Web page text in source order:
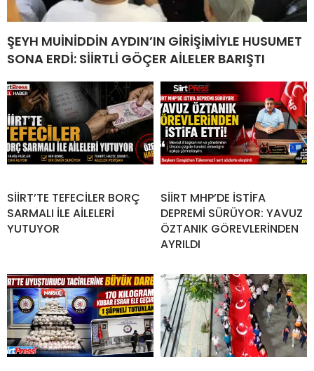
ŞEYH MUİNİDDİN AYDIN’IN GİRİŞİMİYLE HUSUMET
SONA ERDİ: SİİRTLİ GÖÇER AİLELER BARIŞTI
SİİRT’TE TEFECİLER BORÇ
SARMALI İLE AİLELERİ
YUTUYOR
SİİRT MHP’DE İSTİFA
DEPREMİ SÜRÜYOR: YAVUZ
ÖZTANIK GÖREVLERİNDEN
AYRILDI